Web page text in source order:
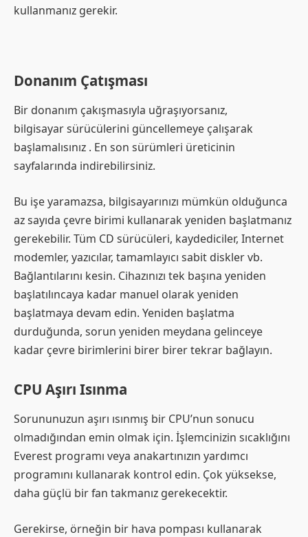
kullanmanız gerekir.
Donanım Çatışması
Bir donanım çakışmasıyla uğraşıyorsanız,
bilgisayar sürücülerini güncellemeye çalışarak
başlamalısınız . En son sürümleri üreticinin
sayfalarında indirebilirsiniz.
Bu işe yaramazsa, bilgisayarınızı mümkün olduğunca
az sayıda çevre birimi kullanarak yeniden başlatmanız
gerekebilir. Tüm CD sürücüleri, kaydediciler, Internet
modemler, yazıcılar, tamamlayıcı sabit diskler vb.
Bağlantılarını kesin. Cihazınızı tek başına yeniden
başlatılıncaya kadar manuel olarak yeniden
başlatmaya devam edin. Yeniden başlatma
durduğunda, sorun yeniden meydana gelinceye
kadar çevre birimlerini birer birer tekrar bağlayın.
CPU Aşırı Isınma
Sorununuzun aşırı ısınmış bir CPU’nun sonucu
olmadığından emin olmak için. İşlemcinizin sıcaklığını
Everest programı veya anakartınızın yardımcı
programını kullanarak kontrol edin. Çok yüksekse,
daha güçlü bir fan takmanız gerekecektir.
Gerekirse, örneğin bir hava pompası kullanarak